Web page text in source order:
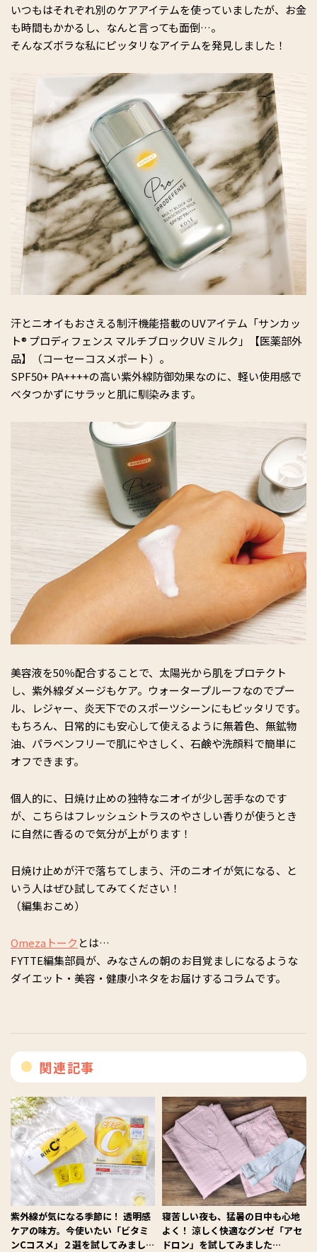
いつもはそれぞれ別のケアアイテムを使っていましたが、お金
も時間もかかるし、なんと言っても面倒…。
そんなズボラな私にピッタリなアイテムを発見しました！
汗とニオイもおさえる制汗機能搭載のUVアイテム「サンカッ
ト® プロディフェンス マルチブロックUV ミルク」【医薬部外
品】（コーセーコスメポート）。
SPF50+ PA++++の高い紫外線防御効果なのに、軽い使用感で
ベタつかずにサラッと肌に馴染みます。
美容液を50％配合することで、太陽光から肌をプロテクト
し、紫外線ダメージもケア。ウォータープルーフなのでプー
ル、レジャー、炎天下でのスポーツシーンにもピッタリです。
もちろん、日常的にも安心して使えるように無着色、無鉱物
油、パラベンフリーで肌にやさしく、石鹸や洗顔料で簡単に
オフできます。
個人的に、日焼け止めの独特なニオイが少し苦手なのです
が、こちらはフレッシュシトラスのやさしい香りが使うとき
に自然に香るので気分が上がります！
日焼け止めが汗で落ちてしまう、汗のニオイが気になる、と
いう人はぜひ試してみてください！
（編集おこめ）
Omezaトーク とは…
FYTTE編集部員が、みなさんの朝のお目覚ましになるような
ダイエット・美容・健康小ネタをお届けするコラムです。
関連記事
紫外線が気になる季節に！ 透明感
ケアの味方。今使いたい「ビタミ
ンCコスメ」２選を試してみました
寝苦しい夜も、猛暑の日中も心地
よく！ 涼しく快適なグンゼ「アセ
ドロン」を試してみました